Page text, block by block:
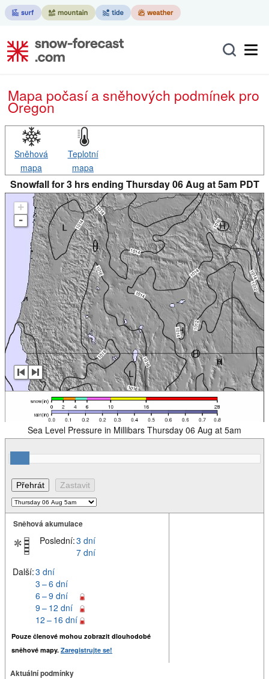
Mapa počasí a sněhových podmínek pro
Oregon
Sněhová
mapa
Teplotní
mapa
Snowfall for 3 hrs ending Thursday 06 Aug at 5am PDT
+
-
Sea Level Pressure in Millibars Thursday 06 Aug at 5am
Sněhová akumulace
Poslední:3 dní
7 dní
Další:3 dní
3 – 6 dní
6 – 9 dní
9 – 12 dní
12 – 16 dní
Pouze členové mohou zobrazit dlouhodobé
sněhové mapy. Zaregistrujte se!
Aktuální podmínky